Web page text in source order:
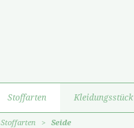
Stoffarten Kleidungsstück
Stoffarten > Seide